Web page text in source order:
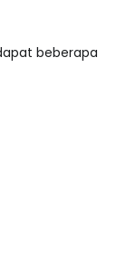
beberapa